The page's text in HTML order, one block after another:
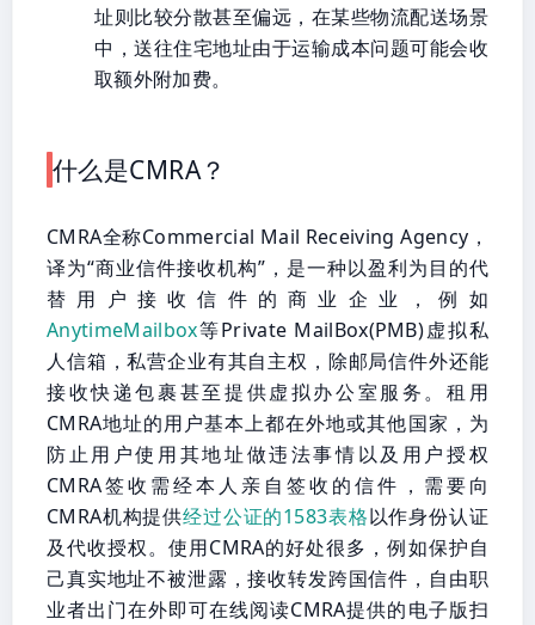
址则比较分散甚至偏远，在某些物流配送场景
中，送往住宅地址由于运输成本问题可能会收
取额外附加费。
什么是CMRA？
CMRA全称Commercial Mail Receiving Agency，
译为“商业信件接收机构”，是一种以盈利为目的代
替用户接收信件的商业企业，例如
AnytimeMailbox等Private MailBox(PMB)虚拟私
人信箱，私营企业有其自主权，除邮局信件外还能
接收快递包裹甚至提供虚拟办公室服务。租用
CMRA地址的用户基本上都在外地或其他国家，为
防止用户使用其地址做违法事情以及用户授权
CMRA签收需经本人亲自签收的信件，需要向
CMRA机构提供经过公证的1583表格以作身份认证
及代收授权。使用CMRA的好处很多，例如保护自
己真实地址不被泄露，接收转发跨国信件，自由职
业者出门在外即可在线阅读CMRA提供的电子版扫